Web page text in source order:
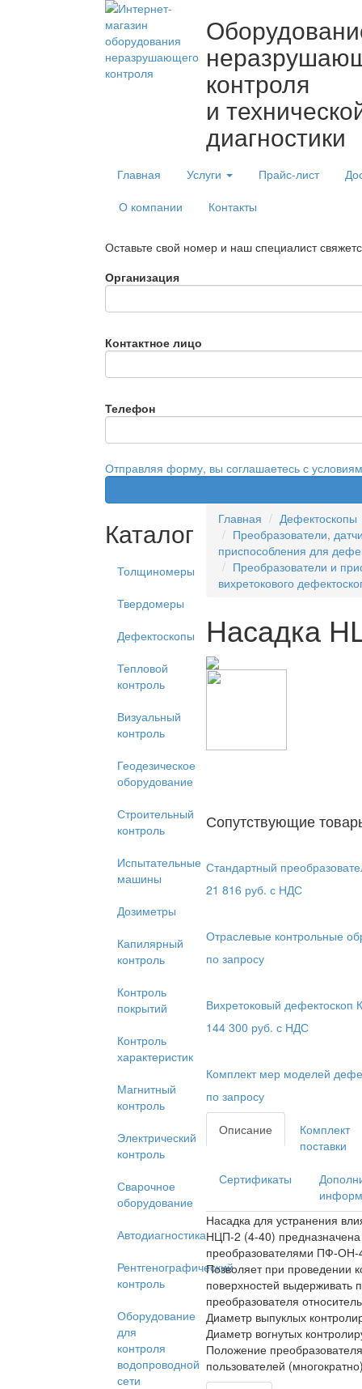
контроля
и
диагностики
Главная Услуги Прайс-лист
О компании
Контакты
Оставьте свой номер и наш специалист
Организация
Контактное лицо
Телефон
Отправляя форму, вы соглашаетесь с
Каталог
Толщиномеры
Твердомеры
Дефектоскопы
Тепловой
контроль
Визуальный
контроль
Геодезическое
оборудование
Строительный
контроль
Испытательные
машины
Дозиметры
Капилярный
контроль
Контроль
покрытий
Контроль
характеристик
Магнитный
контроль
Электрический
контроль
Сварочное
оборудование
Автодиагностика
Рентгенографический
контроль
Оборудование
для
контроля
водопроводной
сети
Главная
Дефектоскопы
Преобразователи,
приспособления для
Преобразователи и
вихретокового
Насадка
Сопутствующие
Стандартный
21 816 руб. с НДС
Отраслевые контрольные
по запросу
Вихретоковый дефектоскоп
144 300 руб. с НДС
Комплект мер моделей
по запросу
Описание
Комплект
поставки
Сертификаты
Насадка для устранения
НЦП-2 (4-40)
преобразователями ПФ-
Позволяет при проведении
поверхностей выдерживать
преобразователя
Диаметр выпуклых
Диаметр вогнутых
Положение
пользователей